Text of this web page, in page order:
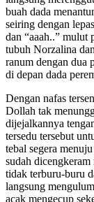
buah dada
seiring dengan
dan “aaah..” mulut
tubuh Norzalina
ranum dengan dua
di depan dada
Dengan nafas
Dollah tak
dijejalkannya
tersedu tersebut
tebal segera
sudah
tidak terburu-buru
langsung
acak mengecup